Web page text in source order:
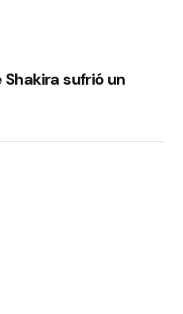
sufrió un